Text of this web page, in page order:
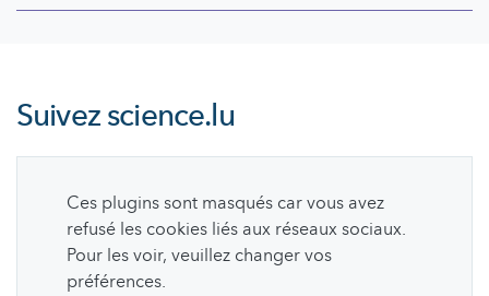
Suivezscience.lu
Ces plugins sont masqués car vous avez
refusé les cookies liés aux réseaux sociaux.
Pour les voir, veuillez changer vos
préférences.